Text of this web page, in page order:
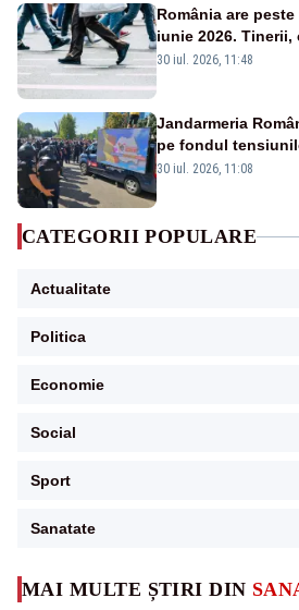
MAI MULTE ȘTIRI DIN
România are
iunie 2026. Tinerii,
afectată
30 iul. 2026, 11:48
Jandarmeria
pe fondul
masiv al fermierilor
30 iul. 2026, 11:08
CATEGORII POPULARE
Actualitate
Politica
Economie
Social
Sport
Sanatate